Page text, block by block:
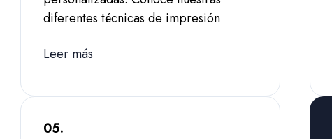
diferentes técnicas de impresión
Leer más
05.